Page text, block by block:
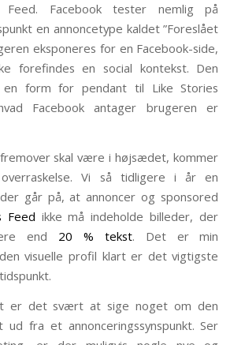
Facebook tester nemlig på
en annoncetype kaldet ”Foreslået
eksponeres for en Facebook-side,
forefindes en social kontekst. Den
en form for pendant til Like Stories
Facebook antager brugeren er
skal være i højsædet, kommer
Vi så tidligere i år en
går på, at annoncer og sponsored
Feed ikke må indeholde billeder, der
end 20 % tekst. Det er min
visuelle profil klart er det vigtigste
er det svært at sige noget om den
ud fra et annonceringssynspunkt. Ser